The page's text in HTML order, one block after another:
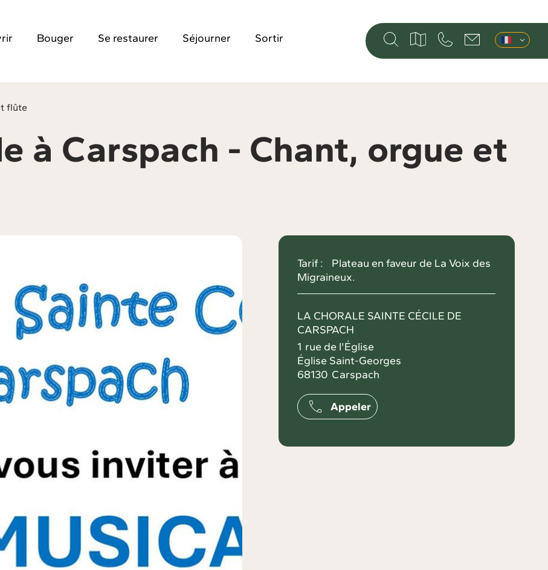
Bouger Se restaurer Séjourner Sortir
flûte
à Carspach - Chant, orgue et
Tarif :
Plateau en faveur de La Voix des
Migraineux.
LA CHORALE SAINTE CÉCILE DE
CARSPACH
1 rue de l'Église
Église Saint-Georges
68130 Carspach
Appeler